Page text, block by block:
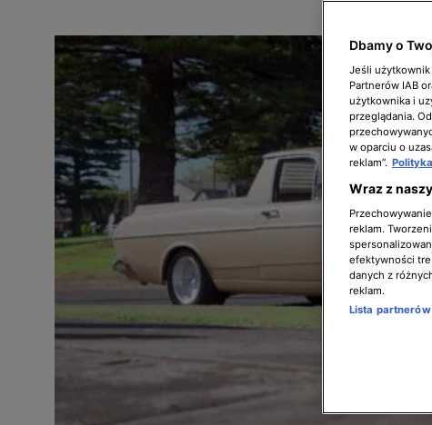
Dbamy o
Jeśli użytkownik
Partnerów IAB
użytkownika i
przeglądania.
w oparciu o
reklam”.
Wraz z
reklam.
efektywności
danych z
reklam.
Lista